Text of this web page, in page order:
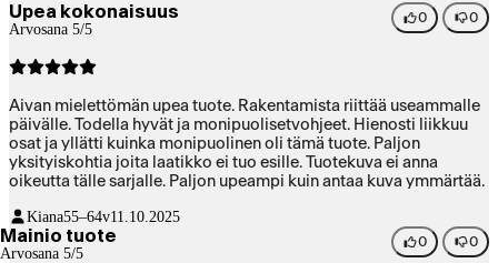
Upea kokonaisuus
Arvosana 5/5
0 0
Aivan mielettömän upea tuote. Rakentamista riittää useammalle
päivälle. Todella hyvät ja monipuolisetvohjeet. Hienosti liikkuu
osat ja yllätti kuinka monipuolinen oli tämä tuote. Paljon
yksityiskohtia joita laatikko ei tuo esille. Tuotekuva ei anna
oikeutta tälle sarjalle. Paljon upeampi kuin antaa kuva ymmärtää.
Kiana55–64v11.10.2025
Mainio tuote
Arvosana 5/5
0 0